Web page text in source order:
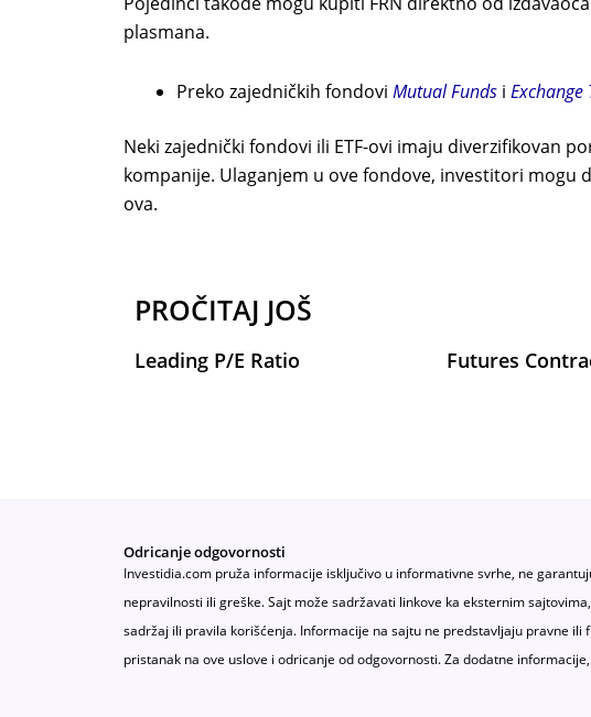
plasmana.
Preko zajedničkih fondovi Mutual Funds i Exchange
Neki zajednički fondovi ili ETF-ovi imaju diverzifikovan
kompanije. Ulaganjem u ove fondove, investitori mogu
ova.
PROČITAJ JOŠ
Leading P/E Ratio Futures
Odricanje odgovornosti
Investidia.com pruža informacije isključivo u informativne svrhe, ne
nepravilnosti ili greške. Sajt može sadržavati linkove ka eksternim
sadržaj ili pravila korišćenja. Informacije na sajtu ne predstavljaju pravne
pristanak na ove uslove i odricanje od odgovornosti. Za dodatne